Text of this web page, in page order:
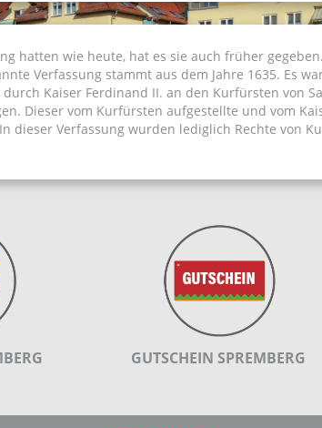
hatten wie heute, hat es sie auch früher
Verfassung stammt aus dem Jahre 1635. Es
Kaiser Ferdinand II. an den Kurfürsten von
Dieser vom Kurfürsten aufgestellte und vom
dieser Verfassung wurden lediglich Rechte von
GUTSCHEIN SPREMBERG